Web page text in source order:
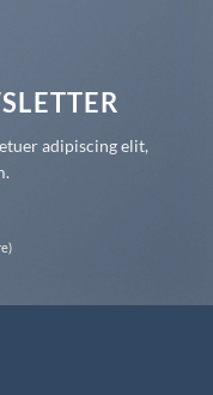
adipiscing elit,